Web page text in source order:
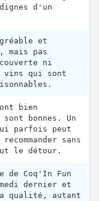
d'un
et
mais pas
ni
vins qui sont
bien
bonnes. Un
parfois peut
sans
le détour.
de Coq'In Fun
dernier et
qualité, autant